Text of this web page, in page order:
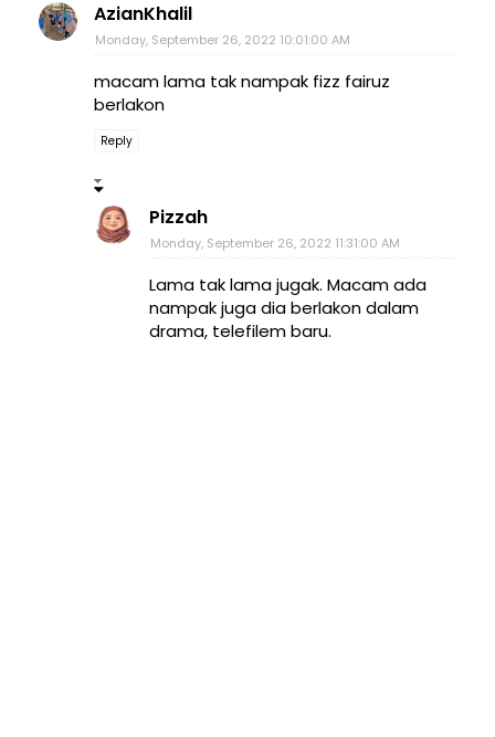
AzianKhalil
Monday, September 26, 2022 10:01:00 AM
macam lama tak nampak fizz fairuz
berlakon
Reply
Pizzah
Monday, September 26, 2022 11:31:00 AM
Lama tak lama jugak. Macam ada
nampak juga dia berlakon dalam
drama, telefilem baru.